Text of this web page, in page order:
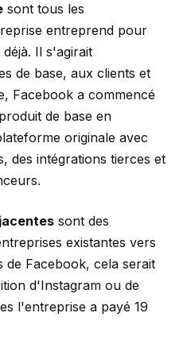
sont tous les
entreprend pour
Il s'agirait
de base, aux clients et
Facebook a commencé
de base en
originale avec
des intégrations tierces et
sont des
existantes vers
de Facebook, cela serait
d'Instagram ou de
l'entreprise a payé 19